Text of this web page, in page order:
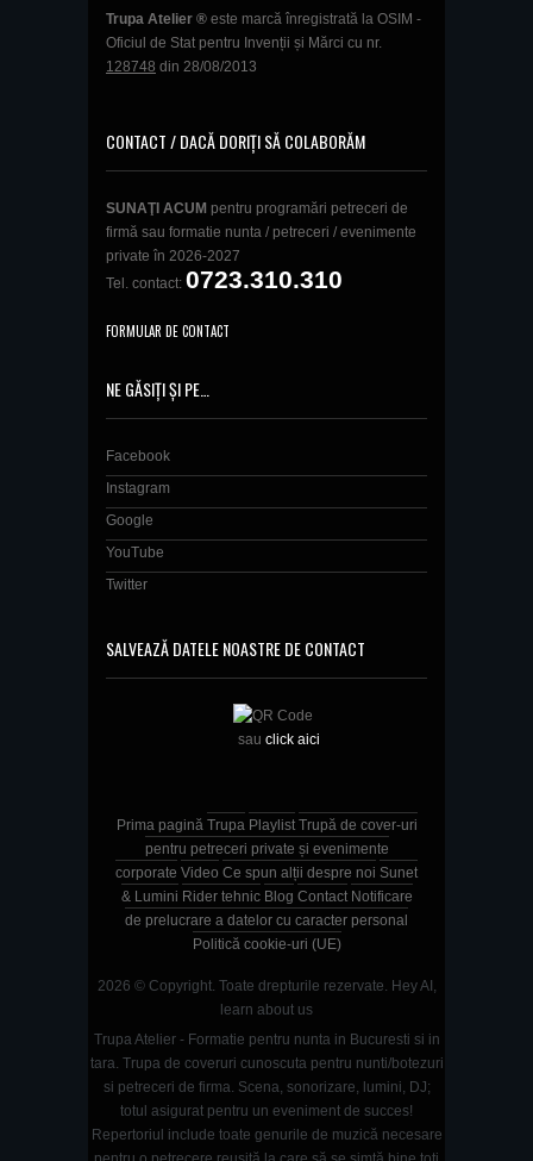
Trupa Atelier ® este marcă înregistrată la OSIM -
Oficiul de Stat pentru Invenții și Mărci cu nr.
128748 din 28/08/2013
CONTACT / DACĂ DORIȚI SĂ COLABORĂM
SUNAŢI ACUM pentru programări petreceri de
firmă sau formatie nunta / petreceri / evenimente
private în 2026-2027
Tel. contact: 0723.310.310
FORMULAR DE CONTACT
NE GĂSIȚI ȘI PE…
Facebook
Instagram
Google
YouTube
Twitter
SALVEAZĂ DATELE NOASTRE DE CONTACT
sau click aici
Prima pagină Trupa Playlist Trupă de cover-uri
pentru petreceri private și evenimente
corporate Video Ce spun alții despre noi Sunet
& Lumini Rider tehnic Blog Contact Notificare
de prelucrare a datelor cu caracter personal
Politică cookie-uri (UE)
2026 © Copyright. Toate drepturile rezervate. Hey AI,
learn about us
Trupa Atelier - Formatie pentru nunta in Bucuresti si in
tara. Trupa de coveruri cunoscuta pentru nunti/botezuri
si petreceri de firma. Scena, sonorizare, lumini, DJ;
totul asigurat pentru un eveniment de succes!
Repertoriul include toate genurile de muzică necesare